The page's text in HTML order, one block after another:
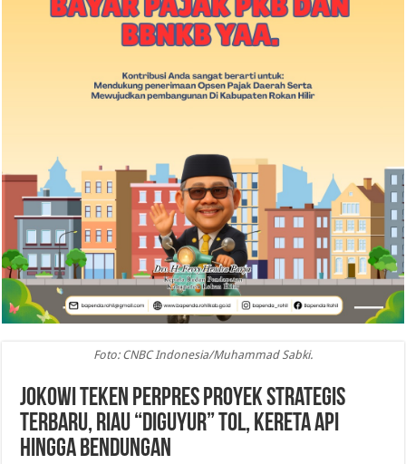
Foto: CNBC Indonesia/Muhammad Sabki.
Jokowi Teken Perpres Proyek Strategis
Terbaru, Riau “Diguyur” Tol, Kereta Api
hingga Bendungan